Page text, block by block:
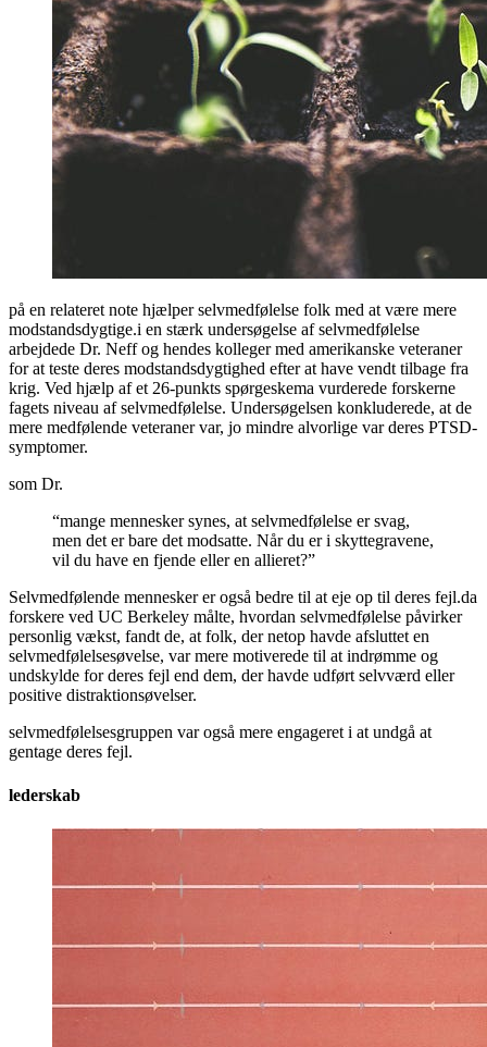
på en relateret note hjælper selvmedfølelse folk med at være mere
modstandsdygtige.i en stærk undersøgelse af selvmedfølelse
arbejdede Dr. Neff og hendes kolleger med amerikanske veteraner
for at teste deres modstandsdygtighed efter at have vendt tilbage fra
krig. Ved hjælp af et 26-punkts spørgeskema vurderede forskerne
fagets niveau af selvmedfølelse. Undersøgelsen konkluderede, at de
mere medfølende veteraner var, jo mindre alvorlige var deres PTSD-
symptomer.
som Dr.
“mange mennesker synes, at selvmedfølelse er svag,
men det er bare det modsatte. Når du er i skyttegravene,
vil du have en fjende eller en allieret?”
Selvmedfølende mennesker er også bedre til at eje op til deres fejl.da
forskere ved UC Berkeley målte, hvordan selvmedfølelse påvirker
personlig vækst, fandt de, at folk, der netop havde afsluttet en
selvmedfølelsesøvelse, var mere motiverede til at indrømme og
undskylde for deres fejl end dem, der havde udført selvværd eller
positive distraktionsøvelser.
selvmedfølelsesgruppen var også mere engageret i at undgå at
gentage deres fejl.
lederskab